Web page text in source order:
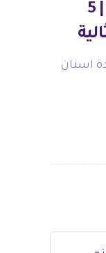
ارخص عيادة اسنان في تركيا | 5
اسنان